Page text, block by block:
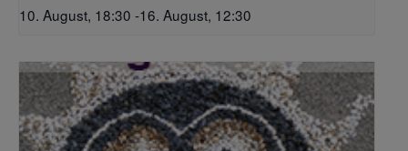
10. August, 18:30 -16. August, 12:30